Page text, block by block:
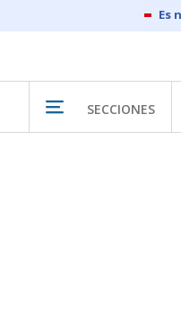
SECCIONES